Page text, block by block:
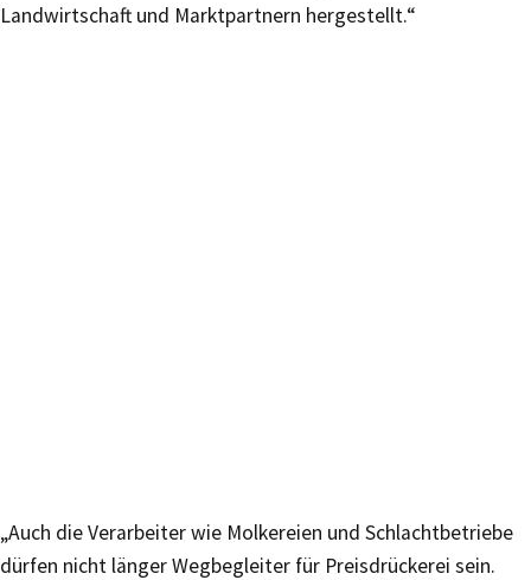
Landwirtschaft und Marktpartnern hergestellt.“
„Auch die Verarbeiter wie Molkereien und Schlachtbetriebe
dürfen nicht länger Wegbegleiter für Preisdrückerei sein.